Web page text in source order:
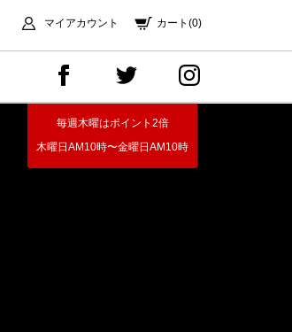
マイアカウント カート(0)
毎週木曜はポイント2倍
木曜日AM10時〜金曜日AM10時